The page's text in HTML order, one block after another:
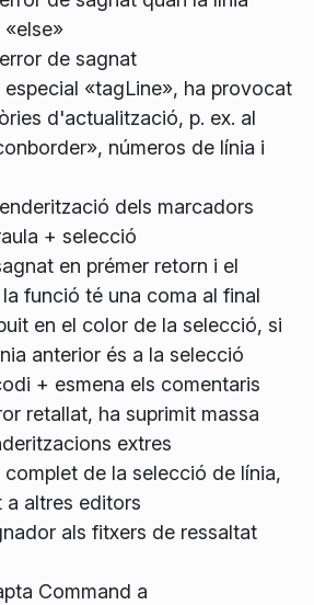
de sagnat
especial «tagLine», ha provocat
d'actualització, p. ex. al
números de línia i
dels marcadors
+ selecció
en prémer retorn i el
funció té una coma al final
en el color de la selecció, si
anterior és a la selecció
+ esmena els comentaris
retallat, ha suprimit massa
extres
complet de la selecció de línia,
a altres editors
als fitxers de ressaltat
Command a